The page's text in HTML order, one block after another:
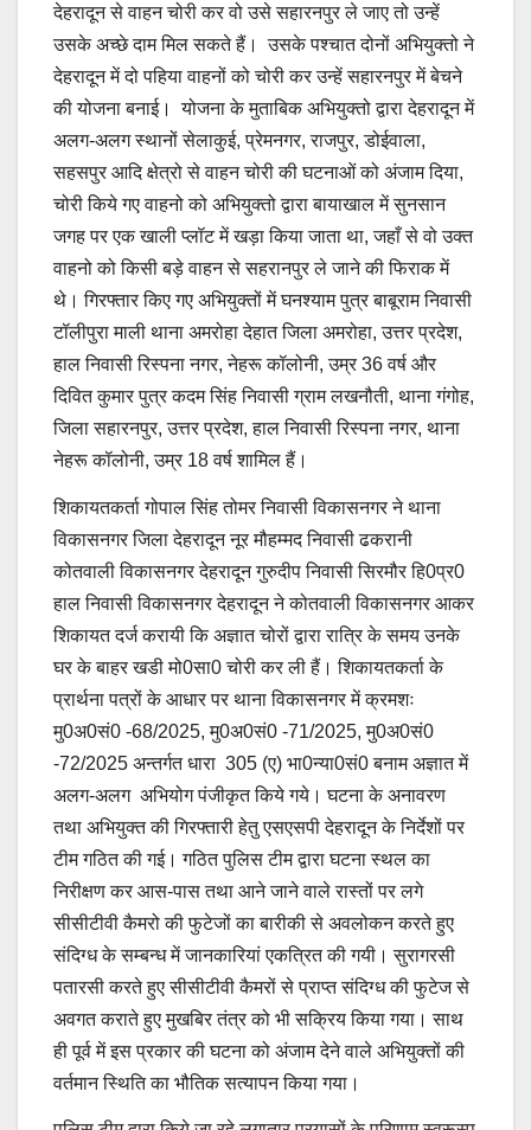
देहरादून से वाहन चोरी कर वो उसे सहारनपुर ले जाए तो उन्हें
उसके अच्छे दाम मिल सकते हैं। उसके पश्चात दोनों अभियुक्तो ने
देहरादून में दो पहिया वाहनों को चोरी कर उन्हें सहारनपुर में बेचने
की योजना बनाई। योजना के मुताबिक अभियुक्तो द्वारा देहरादून में
अलग-अलग स्थानों सेलाकुई, प्रेमनगर, राजपुर, डोईवाला,
सहसपुर आदि क्षेत्रो से वाहन चोरी की घटनाओं को अंजाम दिया,
चोरी किये गए वाहनो को अभियुक्तो द्वारा बायाखाल में सुनसान
जगह पर एक खाली प्लॉट में खड़ा किया जाता था, जहाँ से वो उक्त
वाहनो को किसी बड़े वाहन से सहरानपुर ले जाने की फिराक में
थे। गिरफ्तार किए गए अभियुक्तों में घनश्याम पुत्र बाबूराम निवासी
टॉलीपुरा माली थाना अमरोहा देहात जिला अमरोहा, उत्तर प्रदेश,
हाल निवासी रिस्पना नगर, नेहरू कॉलोनी, उम्र 36 वर्ष और
दिवित कुमार पुत्र कदम सिंह निवासी ग्राम लखनौती, थाना गंगोह,
जिला सहारनपुर, उत्तर प्रदेश, हाल निवासी रिस्पना नगर, थाना
नेहरू कॉलोनी, उम्र 18 वर्ष शामिल हैं।
शिकायतकर्ता गोपाल सिंह तोमर निवासी विकासनगर ने थाना
विकासनगर जिला देहरादून नूर मौहम्मद निवासी ढकरानी
कोतवाली विकासनगर देहरादून गुरुदीप निवासी सिरमौर हि0प्र0
हाल निवासी विकासनगर देहरादून ने कोतवाली विकासनगर आकर
शिकायत दर्ज करायी कि अज्ञात चोरों द्वारा रात्रि के समय उनके
घर के बाहर खडी मो0सा0 चोरी कर ली हैं। शिकायतकर्ता के
प्रार्थना पत्रों के आधार पर थाना विकासनगर में क्रमशः
मु0अ0सं0 -68/2025, मु0अ0सं0 -71/2025, मु0अ0सं0
-72/2025 अन्तर्गत धारा 305 (ए) भा0न्या0सं0 बनाम अज्ञात में
अलग-अलग अभियोग पंजीकृत किये गये। घटना के अनावरण
तथा अभियुक्त की गिरफ्तारी हेतु एसएसपी देहरादून के निर्देशों पर
टीम गठित की गई। गठित पुलिस टीम द्वारा घटना स्थल का
निरीक्षण कर आस-पास तथा आने जाने वाले रास्तों पर लगे
सीसीटीवी कैमरो की फुटेजों का बारीकी से अवलोकन करते हुए
संदिग्ध के सम्बन्ध में जानकारियां एकत्रित की गयी। सुरागरसी
पतारसी करते हुए सीसीटीवी कैमरों से प्राप्त संदिग्ध की फुटेज से
अवगत कराते हुए मुखबिर तंत्र को भी सक्रिय किया गया। साथ
ही पूर्व में इस प्रकार की घटना को अंजाम देने वाले अभियुक्तों की
वर्तमान स्थिति का भौतिक सत्यापन किया गया।